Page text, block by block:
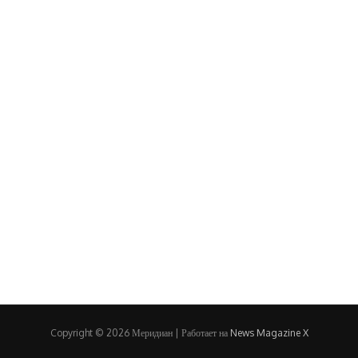
Copyright © 2026 Меридиан | Работает на News Magazine X